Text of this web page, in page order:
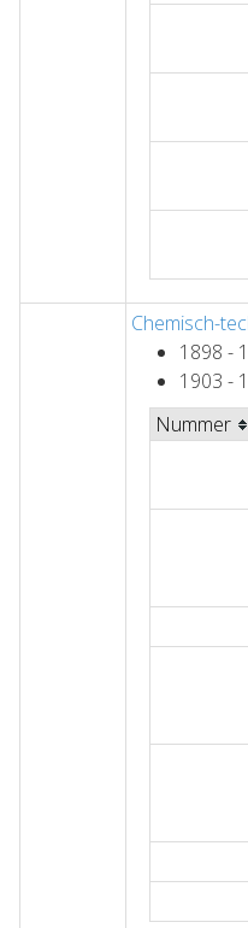
Chemisch-
1898 -
1903 -
Nummer